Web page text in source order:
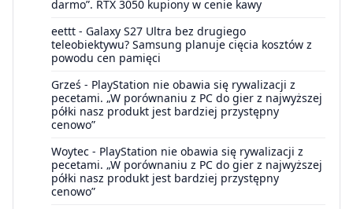
darmo”. RTX 3050 kupiony w cenie kawy
eettt - Galaxy S27 Ultra bez drugiego
teleobiektywu? Samsung planuje cięcia kosztów z
powodu cen pamięci
Grześ - PlayStation nie obawia się rywalizacji z
pecetami. „W porównaniu z PC do gier z najwyższej
półki nasz produkt jest bardziej przystępny
cenowo”
Woytec - PlayStation nie obawia się rywalizacji z
pecetami. „W porównaniu z PC do gier z najwyższej
półki nasz produkt jest bardziej przystępny
cenowo”